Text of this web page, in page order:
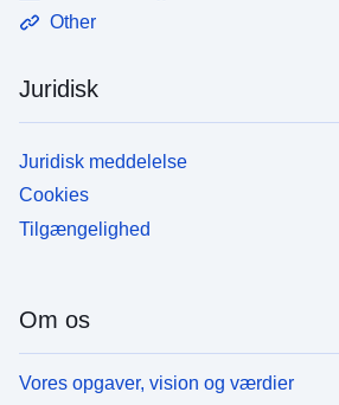
Other
Juridisk
Juridisk meddelelse
Cookies
Tilgængelighed
Om os
Vores opgaver, vision og værdier